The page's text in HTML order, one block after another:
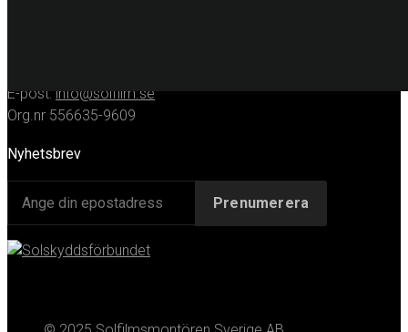
E-post:info@solfilm.se
Org.nr 556635-9609
Nyhetsbrev